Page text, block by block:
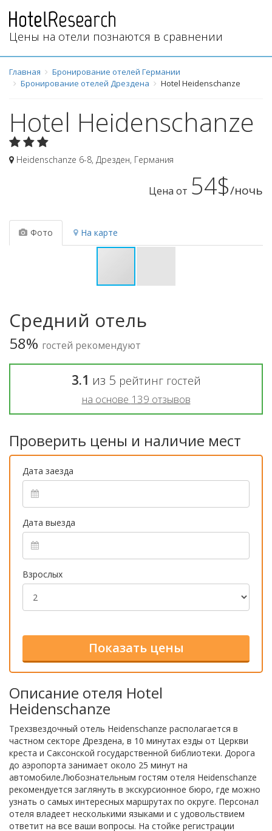
Цены на отели познаются в сравнении
Главная
Бронирование отелей Германии
Бронирование отелей Дрездена
Hotel Heidenschanze
Hotel Heidenschanze
Heidenschanze 6-8, Дрезден, Германия
Цена от 54$/ночь
Фото На карте
Средний отель
58% гостей рекомендуют
3.1 из 5 рейтинг гостей
на основе 139 отзывов
Проверить цены и наличие мест
Дата заезда
Дата выезда
Взрослых
Описание отеля Hotel
Heidenschanze
Трехзвездочный отель Heidenschanze располагается в
частном секторе Дрездена, в 10 минутах езды от Церкви
креста и Саксонской государственной библиотеки. Дорога
до аэропорта занимает около 25 минут на
автомобиле.Любознательным гостям отеля Heidenschanze
рекомендуется заглянуть в экскурсионное бюро, где можно
узнать о самых интересных маршрутах по округе. Персонал
отеля владеет несколькими языками и с удовольствием
ответит на все ваши вопросы. На стойке регистрации